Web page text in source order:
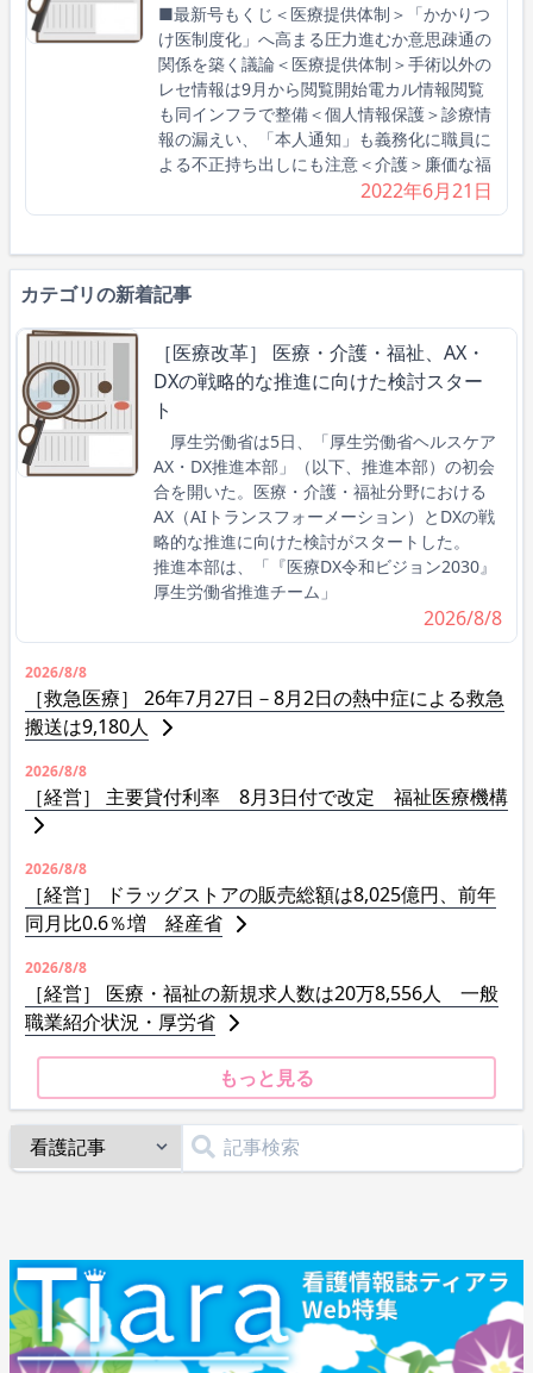
■最新号もくじ＜医療提供体制＞「かかりつ
け医制度化」へ高まる圧力進むか意思疎通の
関係を築く議論＜医療提供体制＞手術以外の
レセ情報は9月から閲覧開始電カル情報閲覧
も同インフラで整備＜個人情報保護＞診療情
報の漏えい、「本人通知」も義務化に職員に
よる不正持ち出しにも注意＜介護＞廉価な福
2022年6月21日
カテゴリの新着記事
［医療改革］ 医療・介護・福祉、AX・
DXの戦略的な推進に向けた検討スター
ト
厚生労働省は5日、「厚生労働省ヘルスケア
AX・DX推進本部」（以下、推進本部）の初会
合を開いた。医療・介護・福祉分野における
AX（AIトランスフォーメーション）とDXの戦
略的な推進に向けた検討がスタートした。
推進本部は、「『医療DX令和ビジョン2030』
厚生労働省推進チーム」
2026/8/8
2026/8/8
［救急医療］ 26年7月27日－8月2日の熱中症による救急
搬送は9,180人
2026/8/8
［経営］ 主要貸付利率 8月3日付で改定 福祉医療機構
2026/8/8
［経営］ ドラッグストアの販売総額は8,025億円、前年
同月比0.6％増 経産省
2026/8/8
［経営］ 医療・福祉の新規求人数は20万8,556人 一般
職業紹介状況・厚労省
もっと見る